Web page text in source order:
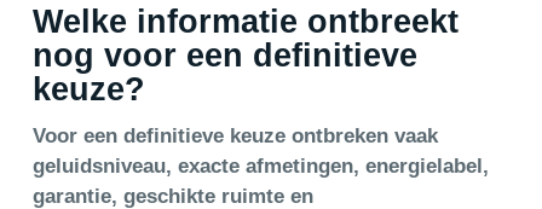
Welke informatie ontbreekt
nog voor een definitieve
keuze?
Voor een definitieve keuze ontbreken vaak
geluidsniveau, exacte afmetingen, energielabel,
garantie, geschikte ruimte en